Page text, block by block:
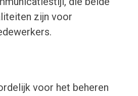
zijn voor
voor het beheren